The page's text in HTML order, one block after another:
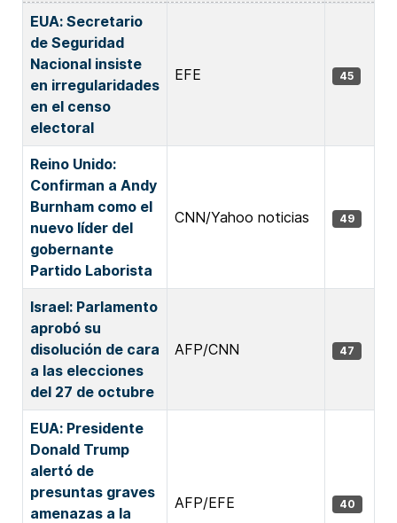
Articles
EUA: Secretario
de Seguridad
Nacional insiste
en irregularidades
en el censo
electoral
EFE 45
Reino Unido:
Confirman a Andy
Burnham como el
nuevo líder del
gobernante
Partido Laborista
CNN/Yahoo noticias 49
Israel: Parlamento
aprobó su
disolución de cara
a las elecciones
del 27 de octubre
AFP/CNN 47
EUA: Presidente
Donald Trump
alertó de
presuntas graves
amenazas a la
AFP/EFE 40